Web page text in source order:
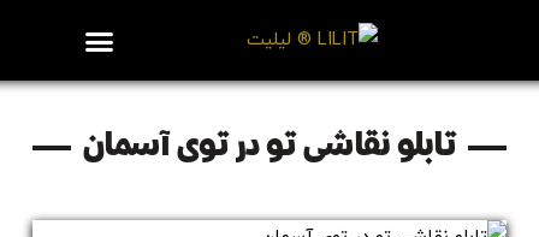
تابلو نقاشی تو در توی آسمان